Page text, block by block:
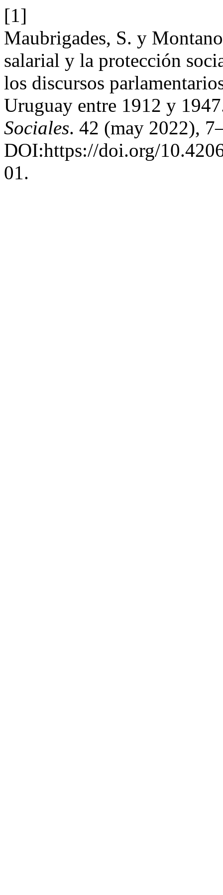
[1]
Maubrigades, S. y
salarial y la protección
los discursos
Uruguay entre 1912 y
Sociales. 42 (may 2022),
DOI:https://doi.org/
01.